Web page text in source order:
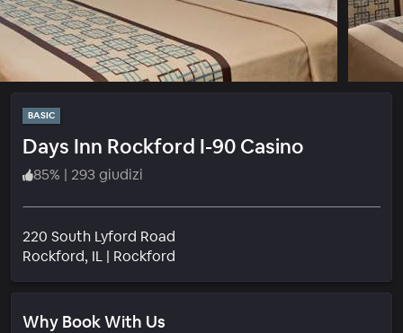
BASIC
Days Inn Rockford I-90 Casino
85% | 293 giudizi
220 South Lyford Road
Rockford, IL | Rockford
Why Book With Us